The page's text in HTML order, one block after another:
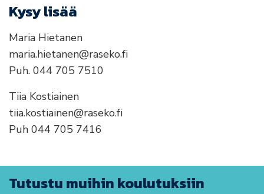
Kysy lisää
Maria Hietanen
maria.hietanen@raseko.fi
Puh. 044 705 7510
Tiia Kostiainen
tiia.kostiainen@raseko.fi
Puh 044 705 7416
Tutustu muihin koulutuksiin